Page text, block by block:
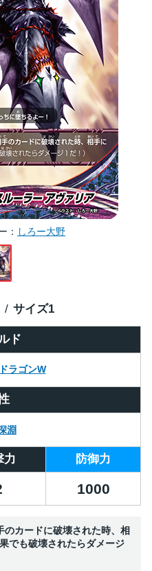
しろー大野
ド
ラゴンW
サイズ1
淵
力 防御力
1000
のカードに破壊された時、相
でも破壊されたらダメージ